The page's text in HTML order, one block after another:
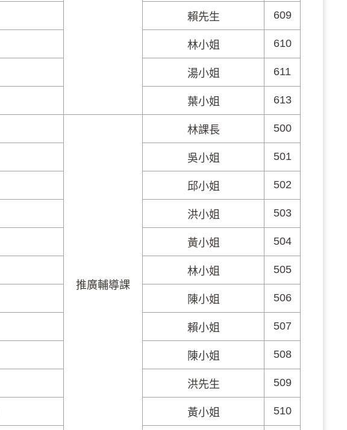
賴先生 609
林小姐 610
湯小姐 611
葉小姐 613
推廣輔導課
林課長 500
吳小姐 501
邱小姐 502
洪小姐 503
黃小姐 504
林小姐 505
陳小姐 506
賴小姐 507
陳小姐 508
洪先生 509
黃小姐 510